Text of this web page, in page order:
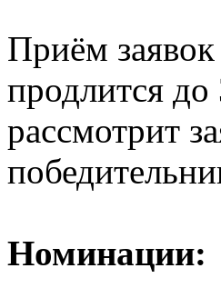
Приём заявок
продлится
рассмотрит
Номинации: